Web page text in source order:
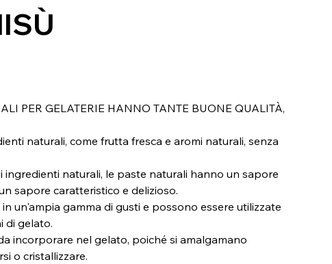
PER GELATERIE HANNO TANTE BUONE QUALITÀ,
naturali, come frutta fresca e aromi naturali, senza
ingredienti naturali, le paste naturali hanno un sapore
sapore caratteristico e delizioso.
un'ampia gamma di gusti e possono essere utilizzate
di gelato.
incorporare nel gelato, poiché si amalgamano
o cristallizzare.